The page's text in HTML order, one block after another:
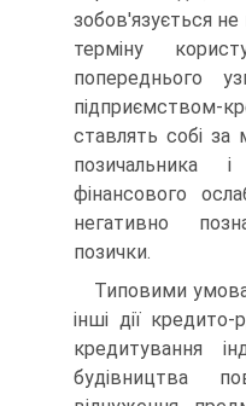
зобов'язується
терміну
попереднього
підприємством-
ставлять собі за
фінансового
негативно
позички.
Типовими
інші дії
кредитування
будівництва